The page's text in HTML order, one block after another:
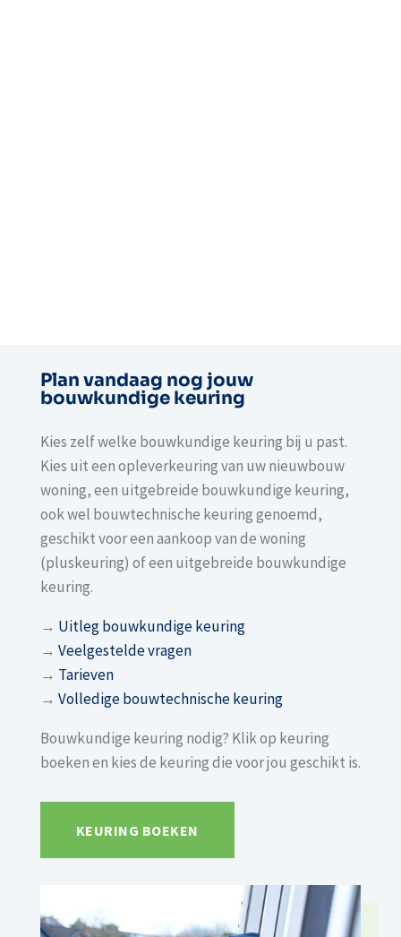
Plan vandaag nog jouw
bouwkundige keuring
Kies zelf welke bouwkundige keuring bij u past.
Kies uit een opleverkeuring van uw nieuwbouw
woning, een uitgebreide bouwkundige keuring,
ook wel bouwtechnische keuring genoemd,
geschikt voor een aankoop van de woning
(pluskeuring) of een uitgebreide bouwkundige
keuring.
→ Uitleg bouwkundige keuring
→ Veelgestelde vragen
→ Tarieven
→ Volledige bouwtechnische keuring
Bouwkundige keuring nodig? Klik op keuring
boeken en kies de keuring die voor jou geschikt is.
KEURING BOEKEN